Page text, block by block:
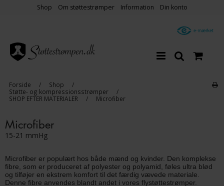
Shop Om støttestrømper Information Din konto
Forside / Shop
/
Støtte- og kompressionsstrømper
/
SHOP EFTER MATERIALER
/ Microfiber
Microfiber
15-21 mmHg
Microfiber er populært hos både mænd og kvinder. Den komplekse
fibre, som er produceret af polyester og polyamid, føles ultra blød
og tilføjer en ekstrem komfort til det færdig vævede materiale.
Denne fibre anvendes blandt andet i vores flystøttestrømper.